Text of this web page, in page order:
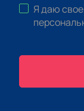
Я даю